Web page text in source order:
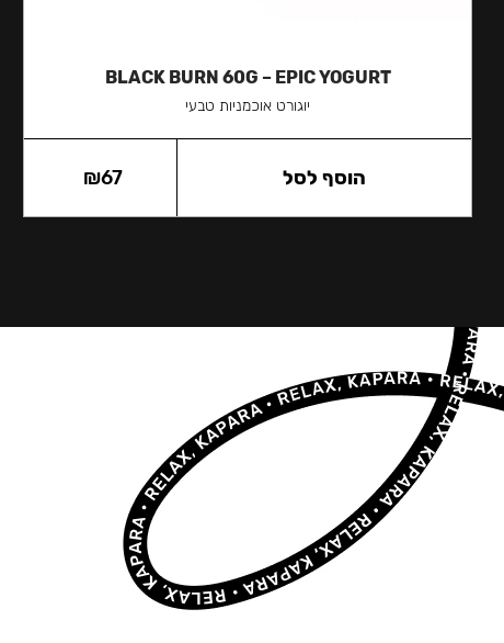
BLACK BURN 60G – EPIC YOGURT
יוגורט אוכמניות טבעי
₪67 הוסף לסל